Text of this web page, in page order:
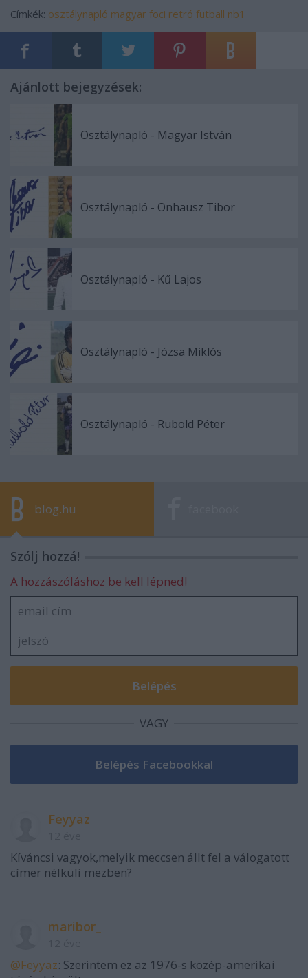
Címkék: osztálynapló magyar foci retró futball nb1
Ajánlott bejegyzések:
Osztálynapló - Magyar István
Osztálynapló - Onhausz Tibor
Osztálynapló - Kű Lajos
Osztálynapló - Józsa Miklós
Osztálynapló - Rubold Péter
blog.hu
Szólj hozzá!
A hozzászóláshoz be kell lépned!
VAGY
Feyyaz
Kíváncsi vagyok,melyik meccsen állt fel a válogatott
címer nélküli mezben?
maribor_
@Feyyaz: Szerintem ez az 1976-s közép-amerikai